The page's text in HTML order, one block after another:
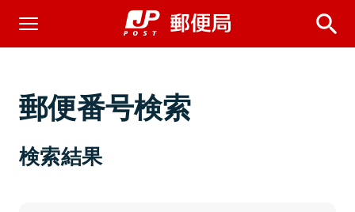
郵便番号検索
検索結果